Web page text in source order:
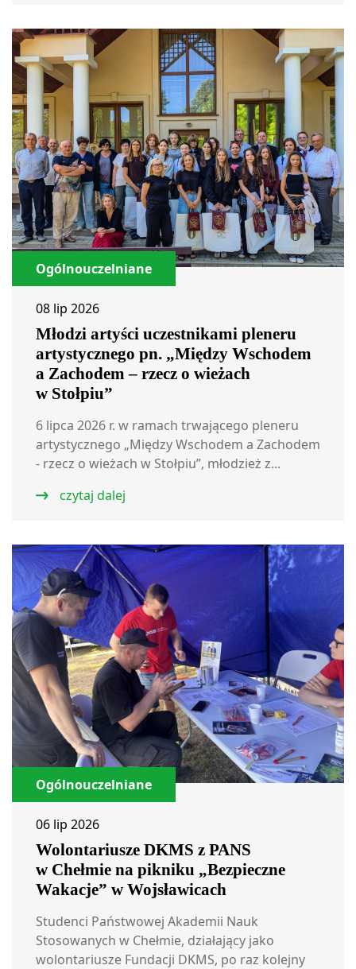
Ogólnouczelniane
08 lip 2026
Młodzi artyści uczestnikami pleneru
artystycznego pn. „Między Wschodem
a Zachodem – rzecz o wieżach
w Stołpiu”
6 lipca 2026 r. w ramach trwającego pleneru
artystycznego „Między Wschodem a Zachodem
- rzecz o wieżach w Stołpiu”, młodzież z...
czytaj dalej
Ogólnouczelniane
06 lip 2026
Wolontariusze DKMS z PANS
w Chełmie na pikniku „Bezpieczne
Wakacje” w Wojsławicach
Studenci Państwowej Akademii Nauk
Stosowanych w Chełmie, działający jako
wolontariusze Fundacji DKMS, po raz kolejny